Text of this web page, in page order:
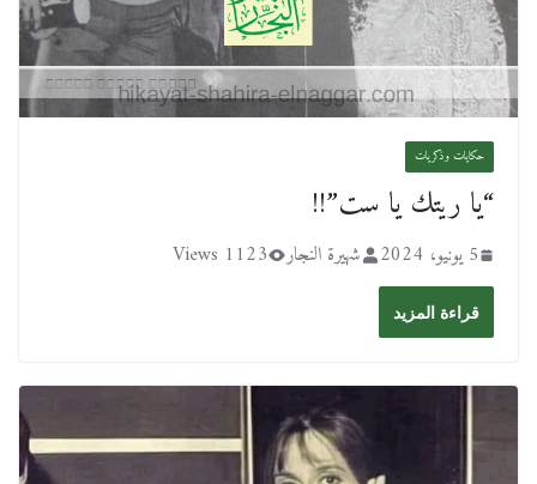
حكايات وذكريات
“يا ريتك يا ست”!!
5 يونيو، 2024 شهيرة النجار 1123 Views
قراءة المزيد